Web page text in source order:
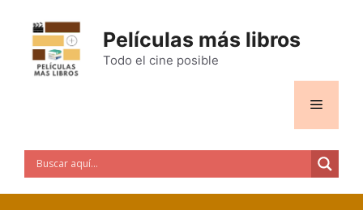
contenido
Películas más libros
Todo el cine posible
Menú